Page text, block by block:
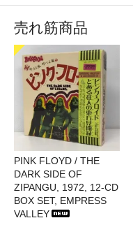
売れ筋商品
PINK FLOYD / THE
DARK SIDE OF
ZIPANGU, 1972, 12-CD
BOX SET, EMPRESS
VALLEY